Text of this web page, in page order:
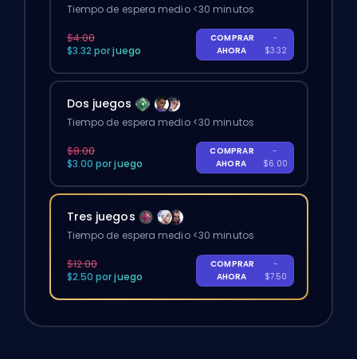
Tiempo de espera medio <30 minutos
$4.00
$3.32 por juego
COMPRAR
AHORA
-
$3.32
Dos juegos
Tiempo de espera medio <30 minutos
$8.00
$3.00 por juego
COMPRAR
AHORA
-
$6.00
Tres juegos
Tiempo de espera medio <30 minutos
$12.00
$2.50 por juego
COMPRAR
AHORA
-
$7.50